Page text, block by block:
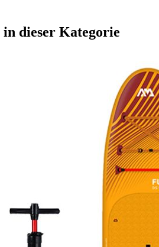
dieser Kategorie